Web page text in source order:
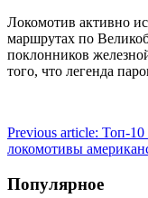
Локомотив активно
маршрутах по
поклонников
того, что легенда
Previous article: Топ-
локомотивы
Популярное